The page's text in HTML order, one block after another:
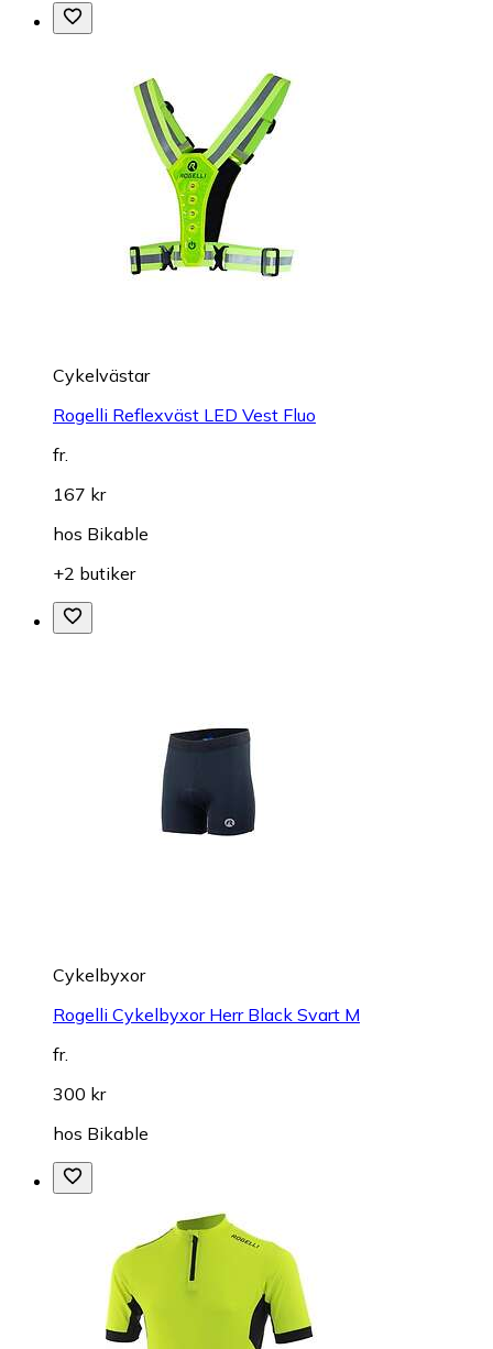
Cykelvästar
Rogelli Reflexväst LED Vest Fluo
fr.
167 kr
hos Bikable
+2 butiker
Cykelbyxor
Rogelli Cykelbyxor Herr Black Svart M
fr.
300 kr
hos Bikable